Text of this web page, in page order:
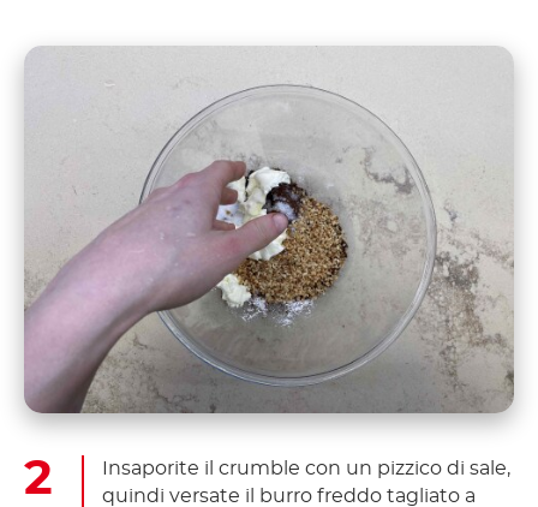
Insaporite il crumble con un pizzico di sale,
quindi versate il burro freddo tagliato a